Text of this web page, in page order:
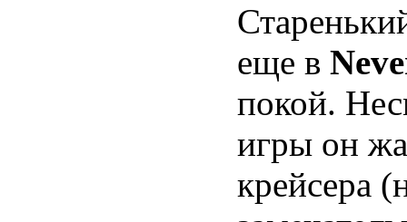
еще в
покой.
игры он
крейсера